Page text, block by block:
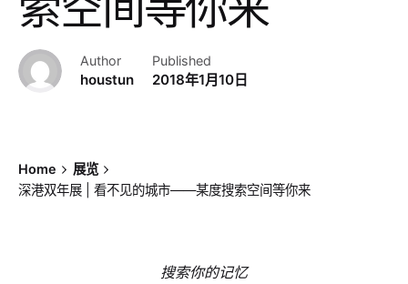
Author
houstun
Published
2018年1月10日
Home
展览
深港双年展 | 看不见的城市——某度搜索空间等你来
搜索你的记忆